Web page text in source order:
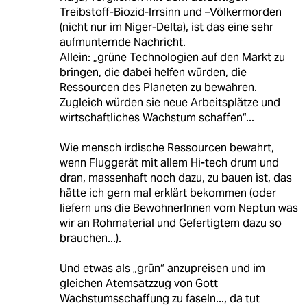
Treibstoff-Biozid-Irrsinn und –Völkermorden
(nicht nur im Niger-Delta), ist das eine sehr
aufmunternde Nachricht.
Allein: „grüne Technologien auf den Markt zu
bringen, die dabei helfen würden, die
Ressourcen des Planeten zu bewahren.
Zugleich würden sie neue Arbeitsplätze und
wirtschaftliches Wachstum schaffen“...
Wie mensch irdische Ressourcen bewahrt,
wenn Fluggerät mit allem Hi-tech drum und
dran, massenhaft noch dazu, zu bauen ist, das
hätte ich gern mal erklärt bekommen (oder
liefern uns die BewohnerInnen vom Neptun was
wir an Rohmaterial und Gefertigtem dazu so
brauchen...).
Und etwas als „grün“ anzupreisen und im
gleichen Atemsatzzug von Gott
Wachstumsschaffung zu faseln..., da tut